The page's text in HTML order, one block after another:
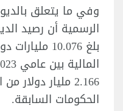
وفي ما يتعلق
الرسمية أن رصيد
بلغ 10.076
2.166 مليار
الحكومات السابقة.